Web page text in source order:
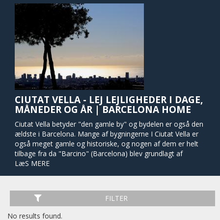
CIUTAT VELLA - LEJ LEJLIGHEDER I DAGE,
MÅNEDER OG ÅR | BARCELONA HOME
Ciutat Vella betyder "den gamle by" og bydelen er også den
ældste i Barcelona. Mange af bygningerne I Ciutat Vella er
også meget gamle og historiske, og nogen af dem er helt
tilbage fra da "Barcino" (Barcelona) blev grundlagt af
romerne i år 15 f.Kr.. Kvarteret kan næsten føles som en
Hvis man er til arkitektur så kan man bruge rigtig lang tid i
Ciutat Vella, specielt ved "Catedral de Barcelona" som er
LæS MERE
FILTER
No results found.